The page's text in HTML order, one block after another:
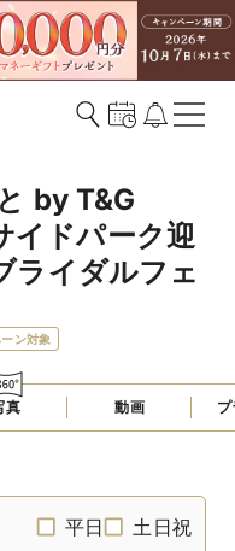
by T&G
イドパーク迎
ライダルフェ
ン対象
真 動画
平日 土日祝